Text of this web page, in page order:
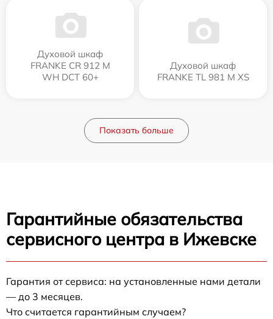
Духовой шкаф
FRANKE CR 912 M
WH DCT 60+
Духовой шкаф
FRANKE TL 981 M XS
Показать больше
Гарантийные обязательства
сервисного центра в Ижевске
Гарантия от сервиса: на установленные нами детали
— до 3 месяцев.
Что считается гарантийным случаем?